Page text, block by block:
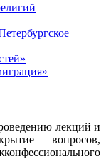
лекций и
вопросов,